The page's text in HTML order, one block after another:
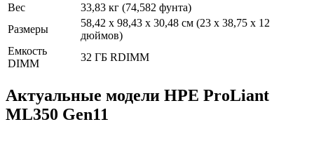
Вес
33,83 кг (74,582 фунта)
Размеры
58,42 x 98,43 x 30,48 см (23 x 38,75 x 12
дюймов)
Емкость
DIMM
32 ГБ RDIMM
Актуальные модели HPE ProLiant
ML350 Gen11